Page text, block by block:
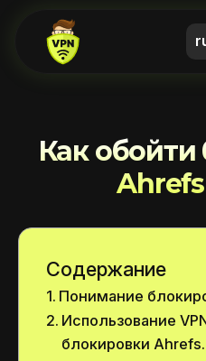
Как обойти
Ahrefs
Содержание
Понимание
Использование
блокировки Ahrefs.